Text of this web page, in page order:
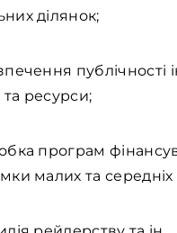
ділянок;
публічності
ресурси;
програм
малих та